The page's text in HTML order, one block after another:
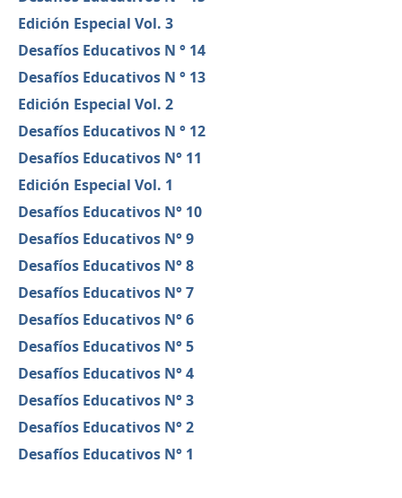
Edición Especial Vol. 3
Desafíos Educativos N ° 14
Desafíos Educativos N ° 13
Edición Especial Vol. 2
Desafíos Educativos N ° 12
Desafíos Educativos N° 11
Edición Especial Vol. 1
Desafíos Educativos N° 10
Desafíos Educativos N° 9
Desafíos Educativos N° 8
Desafíos Educativos N° 7
Desafíos Educativos N° 6
Desafíos Educativos N° 5
Desafíos Educativos N° 4
Desafíos Educativos N° 3
Desafíos Educativos N° 2
Desafíos Educativos N° 1